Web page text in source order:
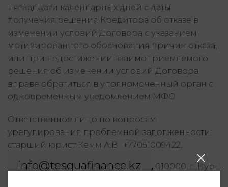
пятнадцати календарных дней с даты
получения решения Кредитора об отказе в
изменении условий Договора с указанием
мотивированного обоснования причин отказа,
или при недостижении взаимоприемлемого
решения об изменении условий Договора
вправе обратиться в уполномоченный орган с
одновременным уведомлением МФО.
Ответственное лицо по вопросам
урегулирования проблемной задолженности:
старший юрист Кемм А.В. +77051009422,
info@tesquafinance.kz , 010000, г. Нур-